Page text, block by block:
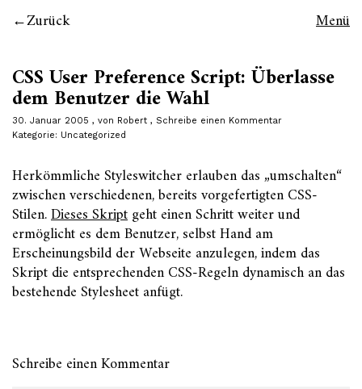
Zurück Menü
CSS User Preference Script: Überlasse
dem Benutzer die Wahl
30. Januar 2005 von Robert
Schreibe einen Kommentar
Kategorie: Uncategorized
Herkömmliche Styleswitcher erlauben das „umschalten“
zwischen verschiedenen, bereits vorgefertigten CSS-
Stilen.Dieses Skriptgeht einen Schritt weiter und
ermöglicht es dem Benutzer, selbst Hand am
Erscheinungsbild der Webseite anzulegen, indem das
Skript die entsprechenden CSS-Regeln dynamisch an das
bestehende Stylesheet anfügt.
Schreibe einen Kommentar